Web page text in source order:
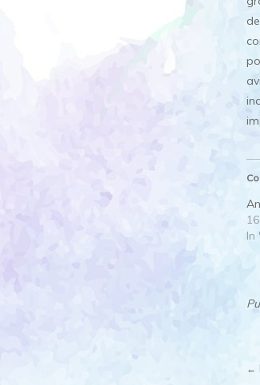
In
←